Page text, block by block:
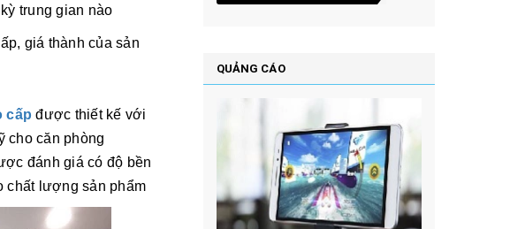
trung gian nào
giá thành của sản
cấp được thiết kế với
cho căn phòng
đánh giá có độ bền
chất lượng sản phẩm
QUẢNG CÁO